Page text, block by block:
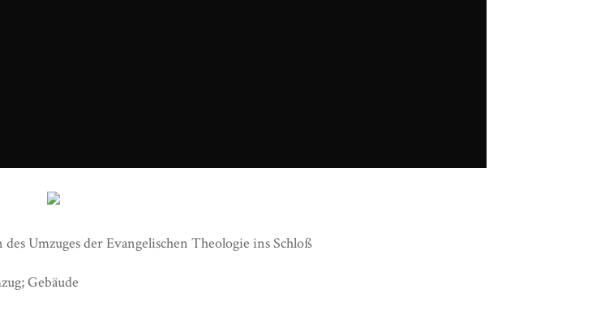
Umzuges der Evangelischen Theologie ins Schloß
Gebäude